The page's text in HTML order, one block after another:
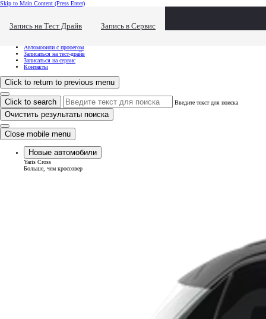
Skip to Main Content (Press Enter)
Запись на Тест Драйв Запись в Сервис
Хочу посмотреть... Click to close the reach out overlay
Автомобили с пробегом
Записаться на тест-драйв
Записаться на сервис
Контакты
Click to return to previous menu
Click to search Введите текст для поиска
Очистить результаты поиска
Close mobile menu
Новые автомобили
Yaris Cross
Больше, чем кроссовер